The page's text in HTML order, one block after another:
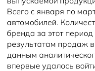
Всего с января по
автомобилей.
бренда за этот
результатам продаж
данным
впервые удалось